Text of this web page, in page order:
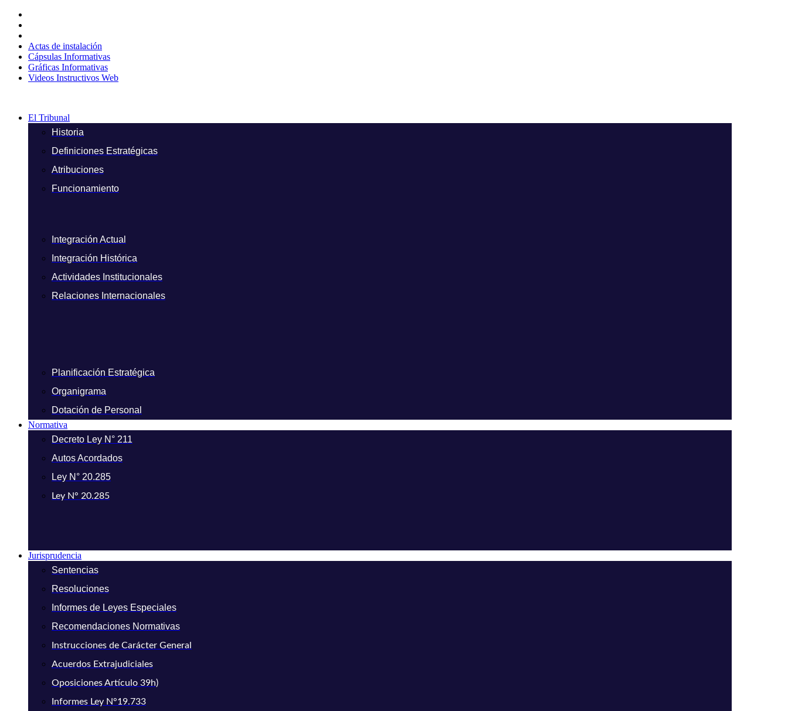
contenido
Actas de instalación
Cápsulas Informativas
Gráficas Informativas
Videos Instructivos Web
El Tribunal
Historia
Definiciones Estratégicas
Atribuciones
Funcionamiento
Integración Actual
Integración Histórica
Actividades Institucionales
Relaciones Internacionales
Planificación Estratégica
Organigrama
Dotación de Personal
Normativa
Decreto Ley N° 211
Autos Acordados
Ley N° 20.285
Ley N° 20.285
Jurisprudencia
Sentencias
Resoluciones
Informes de Leyes Especiales
Recomendaciones Normativas
Instrucciones de Carácter General
Acuerdos Extrajudiciales
Oposiciones Artículo 39h)
Informes Ley N°19.733